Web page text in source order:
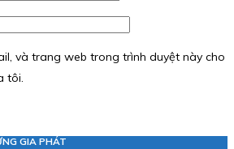
và trang web trong trình duyệt này cho
tôi.
GIA PHÁT